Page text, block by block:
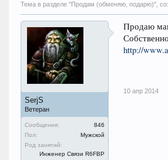
Тема в разделе "Продам (обменяю, подарю)",
SerjS
Ветеран
Сообщения:
846
Пол:
Мужской
Род занятий:
Инженер Связи R6FBP
Продаю
http://
10 апр 2014